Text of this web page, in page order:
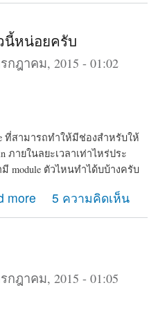
นี้หน่อยครับ
กฎาคม, 2015 - 01:02
ที่สามารถทำให้มีช่องสำหรับให้
ภายในลยะเวลาเท่าไหร่ประ
ตัวไหนทำได้บบ้างครับ
more
วนี้หน่อยครับ5 ความคิดเห็น
กฎาคม, 2015 - 01:05